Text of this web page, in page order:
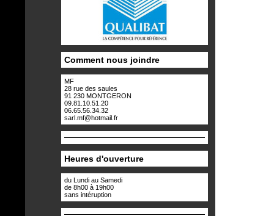
Comment nous joindre
MF
28 rue des saules
91 230 MONTGERON
09.81.10.51.20
06.65.56.34.32
sarl.mf@hotmail.fr
Heures d'ouverture
du Lundi au Samedi
de 8h00 à 19h00
sans intéruption